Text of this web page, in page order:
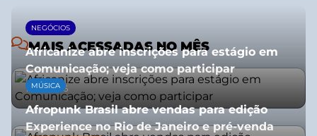
MAIS ACESSADAS NO MÊS
NEGÓCIOS
Africanize abre inscrições para estágio em
Comunicação; veja como participar
13/01/2026
MÚSICA
Afropunk Brasil abre vendas para edição
Experience no Rio de Janeiro e pré-venda